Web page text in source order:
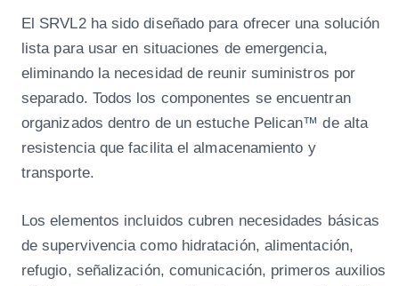
El SRVL2 ha sido diseñado para ofrecer una solución
lista para usar en situaciones de emergencia,
eliminando la necesidad de reunir suministros por
separado. Todos los componentes se encuentran
organizados dentro de un estuche Pelican™ de alta
resistencia que facilita el almacenamiento y
transporte.
Los elementos incluidos cubren necesidades básicas
de supervivencia como hidratación, alimentación,
refugio, señalización, comunicación, primeros auxilios